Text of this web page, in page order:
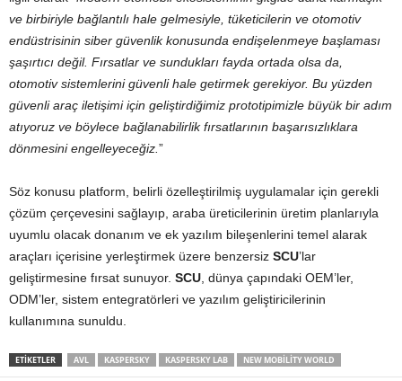
ve birbiriyle bağlantılı hale gelmesiyle, tüketicilerin ve otomotiv
endüstrisinin siber güvenlik konusunda endişelenmeye başlaması
şaşırtıcı değil. Fırsatlar ve sundukları fayda ortada olsa da,
otomotiv sistemlerini güvenli hale getirmek gerekiyor. Bu yüzden
güvenli araç iletişimi için geliştirdiğimiz prototipimizle büyük bir adım
atıyoruz ve böylece bağlanabilirlik fırsatlarının başarısızlıklara
dönmesini engelleyeceğiz. ”
Söz konusu platform, belirli özelleştirilmiş uygulamalar için gerekli
çözüm çerçevesini sağlayıp, araba üreticilerinin üretim planlarıyla
uyumlu olacak donanım ve ek yazılım bileşenlerini temel alarak
araçları içerisine yerleştirmek üzere benzersiz SCU’lar
geliştirmesine fırsat sunuyor. SCU , dünya çapındaki OEM’ler,
ODM’ler, sistem entegratörleri ve yazılım geliştiricilerinin
kullanımına sunuldu.
ETIKETLER AVL KASPERSKY KASPERSKY LAB NEW MOBILITY WORLD